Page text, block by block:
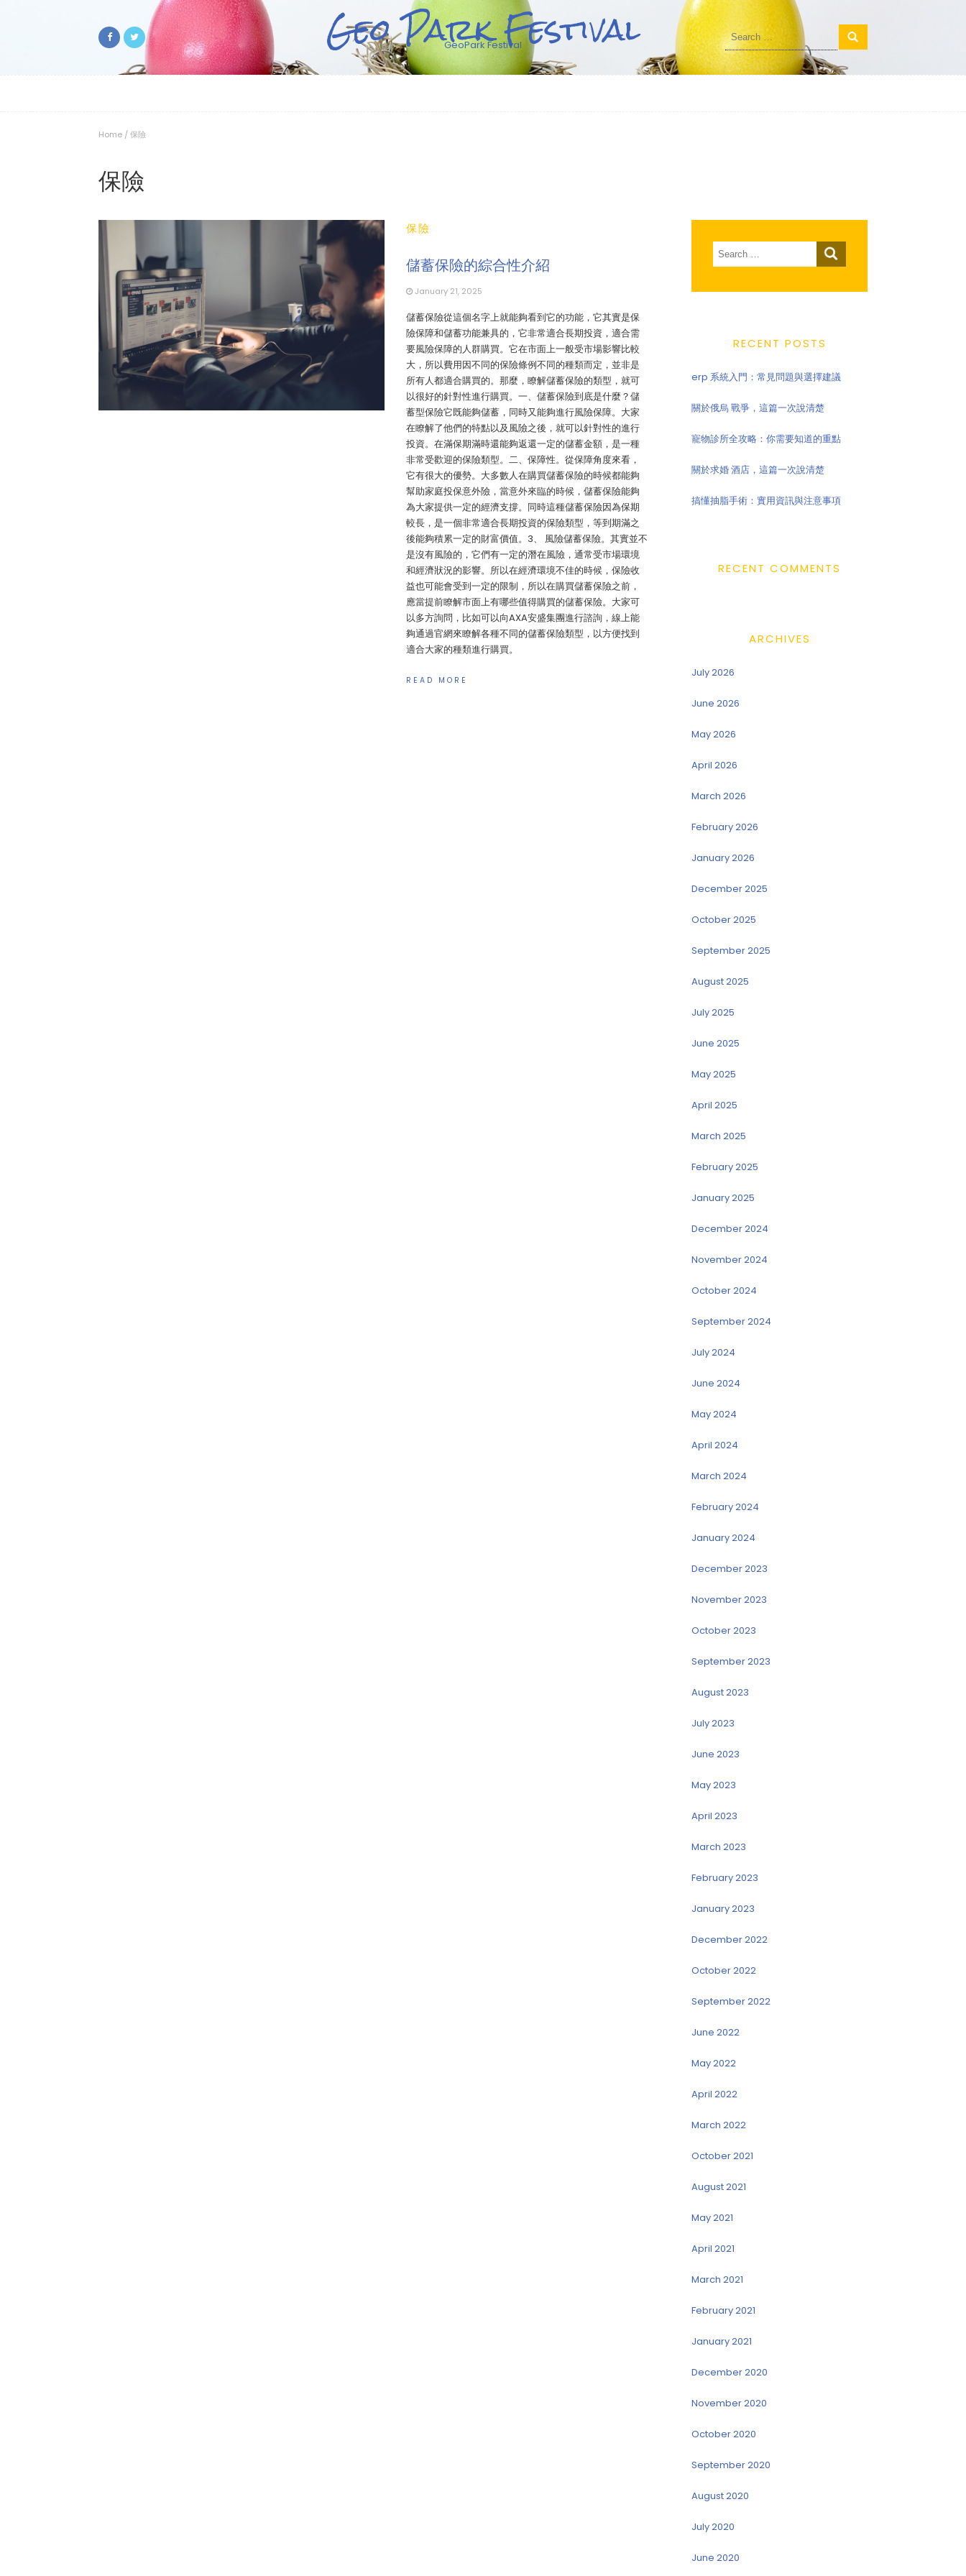
Geo Park Festival
GeoPark Festival
Search
for:
Home /保險
保險
保險
儲蓄保險的綜合性介紹
January 21, 2025
儲蓄保險從這個名字上就能夠看到它的功能，它其實是保
險保障和儲蓄功能兼具的，它非常適合長期投資，適合需
要風險保障的人群購買。它在市面上一般受市場影響比較
大，所以費用因不同的保險條例不同的種類而定，並非是
所有人都適合購買的。那麼，瞭解儲蓄保險的類型，就可
以很好的針對性進行購買。一、儲蓄保險到底是什麼？儲
蓄型保險它既能夠儲蓄，同時又能夠進行風險保障。大家
在瞭解了他們的特點以及風險之後，就可以針對性的進行
投資。在滿保期滿時還能夠返還一定的儲蓄金額，是一種
非常受歡迎的保險類型。二、保障性。從保障角度來看，
它有很大的優勢。大多數人在購買儲蓄保險的時候都能夠
幫助家庭投保意外險，當意外來臨的時候，儲蓄保險能夠
為大家提供一定的經濟支撐。同時這種儲蓄保險因為保期
較長，是一個非常適合長期投資的保險類型，等到期滿之
後能夠積累一定的財富價值。3、 風險儲蓄保險。其實並不
是沒有風險的，它們有一定的潛在風險，通常受市場環境
和經濟狀況的影響。所以在經濟環境不佳的時候，保險收
益也可能會受到一定的限制，所以在購買儲蓄保險之前，
應當提前瞭解市面上有哪些值得購買的儲蓄保險。大家可
以多方詢問，比如可以向AXA安盛集團進行諮詢，線上能
夠通過官網來瞭解各種不同的儲蓄保險類型，以方便找到
適合大家的種類進行購買。
READ MORE
Search
for:
RECENT POSTS
erp 系統入門：常見問題與選擇建議
關於俄烏 戰爭，這篇一次說清楚
寵物診所全攻略：你需要知道的重點
關於求婚 酒店，這篇一次說清楚
搞懂抽脂手術：實用資訊與注意事項
RECENT COMMENTS
ARCHIVES
July 2026
June 2026
May 2026
April 2026
March 2026
February 2026
January 2026
December 2025
October 2025
September 2025
August 2025
July 2025
June 2025
May 2025
April 2025
March 2025
February 2025
January 2025
December 2024
November 2024
October 2024
September 2024
July 2024
June 2024
May 2024
April 2024
March 2024
February 2024
January 2024
December 2023
November 2023
October 2023
September 2023
August 2023
July 2023
June 2023
May 2023
April 2023
March 2023
February 2023
January 2023
December 2022
October 2022
September 2022
June 2022
May 2022
April 2022
March 2022
October 2021
August 2021
May 2021
April 2021
March 2021
February 2021
January 2021
December 2020
November 2020
October 2020
September 2020
August 2020
July 2020
June 2020